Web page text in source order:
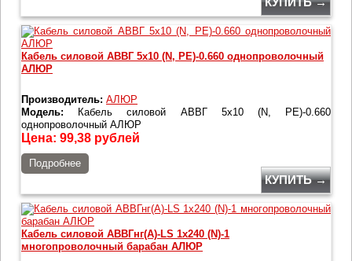
Кабель силовой АВВГ 5х10 (N, PE)-0.660 однопроволочный
АЛЮР
Производитель: АЛЮР
Модель: Кабель силовой АВВГ 5х10 (N, PE)-0.660
однопроволочный АЛЮР
Цена: 99,38 рублей
Подробнее
КУПИТЬ →
Кабель силовой АВВГнг(А)-LS 1х240 (N)-1
многопроволочный барабан АЛЮР